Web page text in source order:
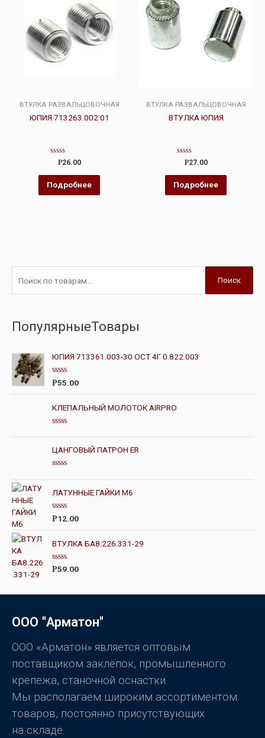
ВТУЛКА РАЗВАЛЬЦОВОЧНАЯ
ЮПИЯ 713263.002 01
Оценка
из
5
Р26.00
Подробнее
ВТУЛКА РАЗВАЛЬЦОВОЧНАЯ
ВТУЛКА ЮПИЯ
Оценка
из
5
Р27.00
Подробнее
Поиск
ПопулярныеТовары
ЮПИЯ 713361.003-30 ОСТ 4Г 0.822.003
О
е
н
к
а
и
5
Р55.00
КЛЕПАЛЬНЫЙ МОЛОТОК AIRPRO
ц
е
н
к
0
з
5
ЦАНГОВЫЙ ПАТРОН ER
ц
е
н
к
0
и
5
ЛАТУННЫЕ ГАЙКИ М6
О
е
н
к
а
и
Р12.00
ВТУЛКА БА8.226.331-29
О
и
з
Р59.00
ООО "Арматон"
ООО «Арматон» является оптовым
поставщиком заклёпок, промышленного
крепежа, станочной оснастки.
Мы располагаем широким ассортиментом
товаров, постоянно присутствующих
на складе.